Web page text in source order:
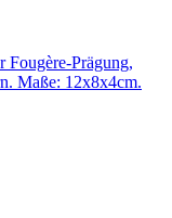
Fougère-Prägung,
Maße: 12x8x4cm.